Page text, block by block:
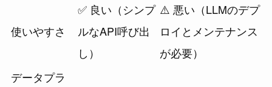
使いやすさ
✅ 良い（シンプ
ルなAPI呼び出
し）
⚠️ 悪い（LLMのデプ
ロイとメンテナンス
が必要）
データプラ